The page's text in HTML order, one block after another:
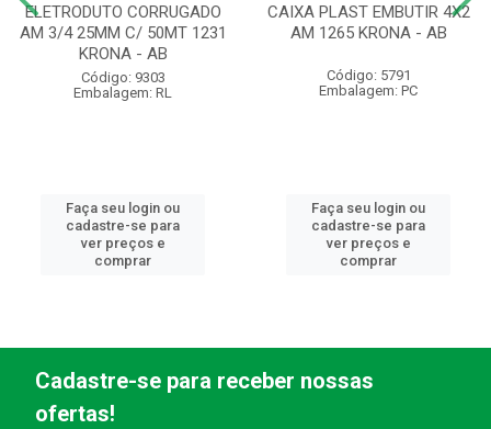
ELETRODUTO CORRUGADO
AM 3/4 25MM C/ 50MT 1231
KRONA - AB
Código: 9303
Embalagem: RL
Faça seu login ou
cadastre-se para
ver preços e
comprar
CAIXA PLAST EMBUTIR 4X2
AM 1265 KRONA - AB
Código: 5791
Embalagem: PC
Faça seu login ou
cadastre-se para
ver preços e
comprar
Cadastre-se para receber nossas
ofertas!